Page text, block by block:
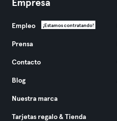
Empresa
Empleo ¡Estamos contratando!
Prensa
Contacto
Blog
Nuestra marca
Tarjetas regalo & Tienda